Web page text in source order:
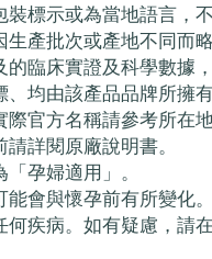
標示或為當地語言，不
產批次或產地不同而略
臨床實證及科學數據
均由該產品品牌所擁
官方名稱請參考所在
詳閱原廠說明書。
孕婦適用」。
會與懷孕前有所變化
疾病。如有疑慮，請在